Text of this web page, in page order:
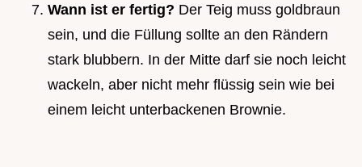
Wann ist er fertig? Der Teig muss goldbraun
sein, und die Füllung sollte an den Rändern
stark blubbern. In der Mitte darf sie noch leicht
wackeln, aber nicht mehr flüssig sein wie bei
einem leicht unterbackenen Brownie.